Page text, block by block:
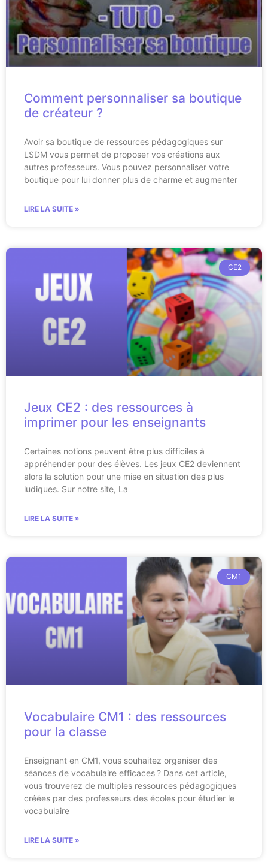
Comment personnaliser sa boutique
de créateur ?
Avoir sa boutique de ressources pédagogiques sur
LSDM vous permet de proposer vos créations aux
autres professeurs. Vous pouvez personnaliser votre
boutique pour lui donner plus de charme et augmenter
LIRE LA SUITE »
CE2
Jeux CE2 : des ressources à
imprimer pour les enseignants
Certaines notions peuvent être plus difficiles à
appréhender pour des élèves. Les jeux CE2 deviennent
alors la solution pour une mise en situation des plus
ludiques. Sur notre site, La
LIRE LA SUITE »
CM1
Vocabulaire CM1 : des ressources
pour la classe
Enseignant en CM1, vous souhaitez organiser des
séances de vocabulaire efficaces ? Dans cet article,
vous trouverez de multiples ressources pédagogiques
créées par des professeurs des écoles pour étudier le
vocabulaire
LIRE LA SUITE »